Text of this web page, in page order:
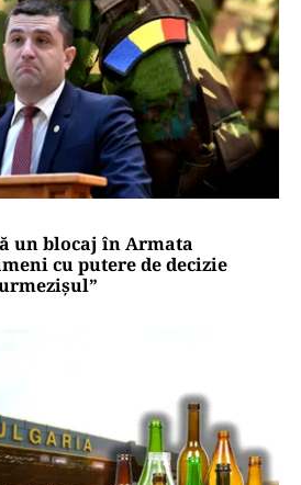
un blocaj în Armata
cu putere de decizie